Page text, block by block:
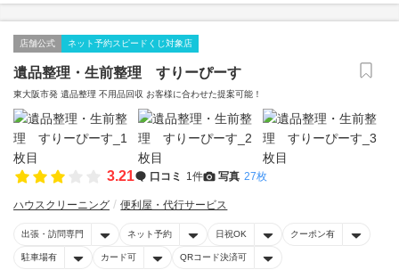
店舗公式 ネット予約スピードくじ対象店
遺品整理・生前整理 すりーぴーす
東大阪市発 遺品整理 不用品回収 お客様に合わせた提案可能！
3.21 口コミ 1件 写真 27枚
ハウスクリーニング 便利屋・代行サービス
出張・訪問専門 ネット予約 日祝OK クーポン有
駐車場有 カード可 QRコード決済可